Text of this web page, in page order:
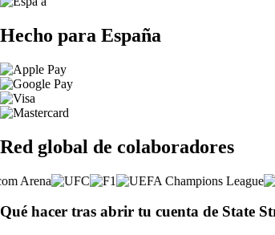
Hecho para España
Red global de colaboradores
Qué hacer tras abrir tu cuenta de State